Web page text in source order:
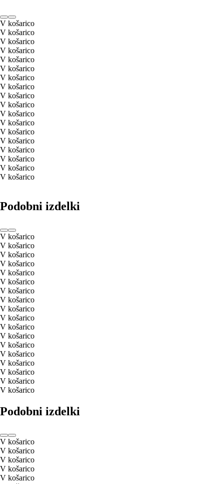
V košarico
V košarico
V košarico
V košarico
V košarico
V košarico
V košarico
V košarico
V košarico
V košarico
V košarico
V košarico
V košarico
V košarico
V košarico
V košarico
V košarico
V košarico
Podobni izdelki
V košarico
V košarico
V košarico
V košarico
V košarico
V košarico
V košarico
V košarico
V košarico
V košarico
V košarico
V košarico
V košarico
V košarico
V košarico
V košarico
V košarico
V košarico
Podobni izdelki
V košarico
V košarico
V košarico
V košarico
V košarico